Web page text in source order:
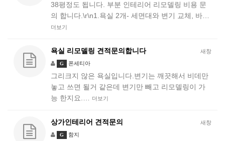
38평정도 됩니다. 부분 인테리어 리모델링 비용 문
의 합니다.\r\n1.욕실 2개- 세면대와 변기 교체, 바…
더보기
새창
욕실 리모델링 견적문의합니다
G 폰세티아
그리크지 않은 욕실입니다.변기는 깨끗해서 비데만
놓고 쓰면 될거 같은데 변기만 빼고 리모델링이 가
능 한지요.…
더보기
새창
상가인테리어 견적문의
G 함지